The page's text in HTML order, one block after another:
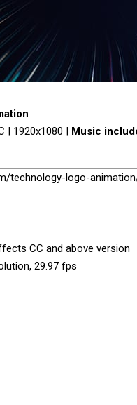
| 1920x1080 | Music
technology-logo-
CC and above version
29.97 fps